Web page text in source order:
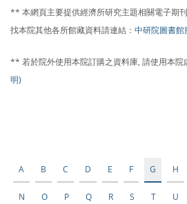
** 本網頁主要提供經濟所研究主題相關電子期
找本院其他各所館藏資料請連結： 中研院圖書館
** 若於院外使用本院訂購之資料庫, 請使用本院
明)
A B C D E F G H
N O P Q R S T U